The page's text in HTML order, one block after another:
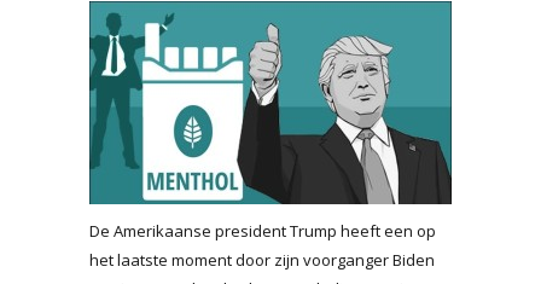
De Amerikaanse president Trump heeft een op
het laatste moment door zijn voorganger Biden